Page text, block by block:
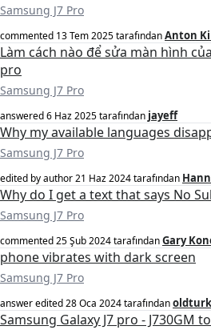
Samsung J7 Pro
commented 13 Tem 2025tarafındanAnton
Làm cách nào để sửa màn hình
pro
Samsung J7 Pro
answered6 Haz 2025tarafından jayeff
Why my available languages
Samsung J7 Pro
edited by author21 Haz 2024tarafından
Why do I get a text that says No
Samsung J7 Pro
commented25 Şub 2024tarafındanGary
phone vibrates with dark screen
Samsung J7 Pro
answer edited28 Oca 2024tarafından
Samsung Galaxy J7 pro - J730GM